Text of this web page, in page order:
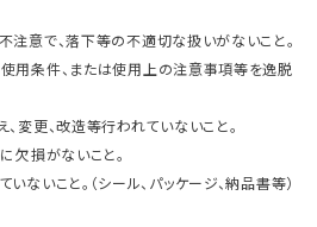
注意で、落下等の不適切な扱いがないこと。
用条件、または使用上の注意事項等を逸脱
変更、改造等行われていないこと。
欠損がないこと。
ないこと。（シール、パッケージ、納品書等）